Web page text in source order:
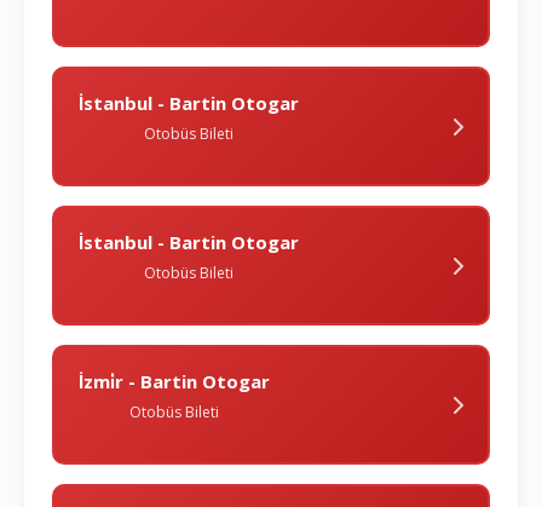
İstanbul - Bartin Otogar
Otobüs Bileti
İstanbul - Bartin Otogar
Otobüs Bileti
İzmi̇r - Bartin Otogar
Otobüs Bileti